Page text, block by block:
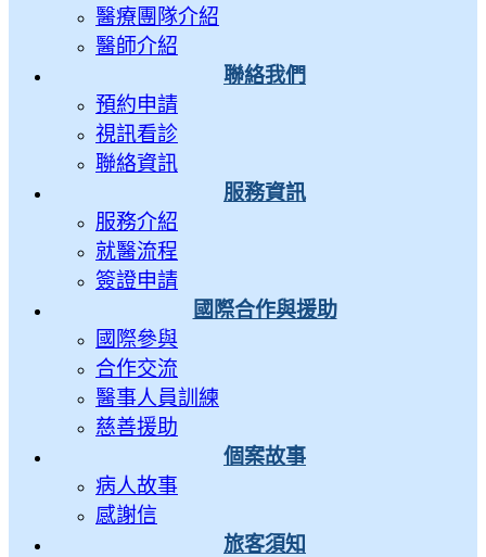
醫療團隊介紹
醫師介紹
聯絡我們
預約申請
視訊看診
聯絡資訊
服務資訊
服務介紹
就醫流程
簽證申請
國際合作與援助
國際參與
合作交流
醫事人員訓練
慈善援助
個案故事
病人故事
感謝信
旅客須知